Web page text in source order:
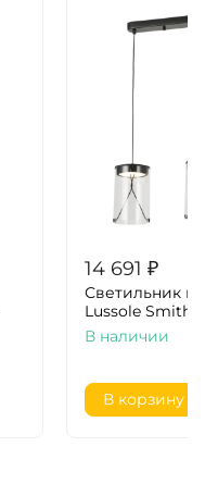
14 691 ₽
Светильник
Lussole Smith
В наличии
В корзину